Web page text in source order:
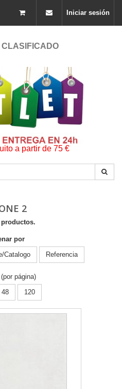
Iniciar sesión
CLASIFICADO
a partir de 75 €
2
productos.
por
Catalogo Referencia
(por página)
48 120